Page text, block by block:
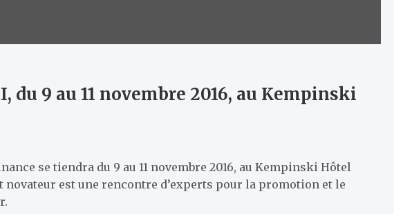
du 9 au 11 novembre 2016, au Kempinski
se tiendra du 9 au 11 novembre 2016, au Kempinski Hôtel
novateur est une rencontre d’experts pour la promotion et le